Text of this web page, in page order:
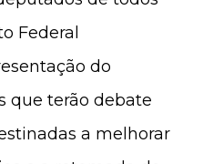
Federal
do
que terão debate
a melhorar